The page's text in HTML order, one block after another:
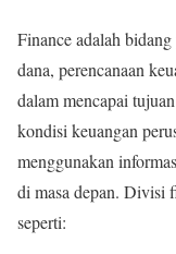
Finance adalah
dana, perencanaan
dalam mencapai
kondisi keuangan
menggunakan
di masa depan. Divisi
seperti: